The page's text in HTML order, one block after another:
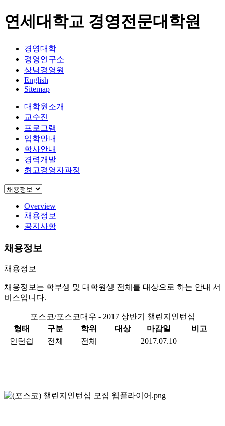
연세대학교 경영전문대학원
경영대학
경영연구소
상남경영원
English
Sitemap
대학원소개
교수진
프로그램
입학안내
학사안내
경력개발
최고경영자과정
Overview
채용정보
공지사항
채용정보
채용정보
채용정보는 학부생 및 대학원생 전체를 대상으로 하는 안내 서
비스입니다.
포스코/포스코대우 - 2017 상반기 챌린지인턴십
형태
구분 학위 대상 마감일
비고
인턴쉽
전체 전체 2017.07.10